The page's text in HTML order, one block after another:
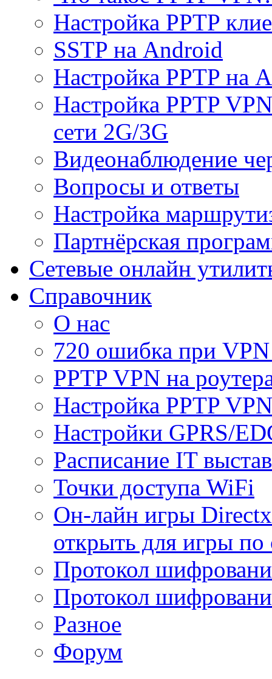
Настройка PPTP
SSTP на Android
Настройка PPTP на
Настройка PPTP
сети 2G/3G
Видеонаблюдение
Вопросы и ответы
Настройка
Партнёрская
Сетевые онлайн
Справочник
О нас
720 ошибка при
PPTP VPN на
Настройка PPTP
Настройки GPRS/
Расписание IT
Точки доступа WiFi
Он-лайн игры
открыть для игры по
Протокол
Протокол
Разное
Форум